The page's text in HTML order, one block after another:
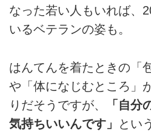
なった若い人もいれば、
いるベテランの姿も。
はんてんを着たときの「
や「体になじむところ」
りだそうですが、
「自分
気持ちいいんです」
とい